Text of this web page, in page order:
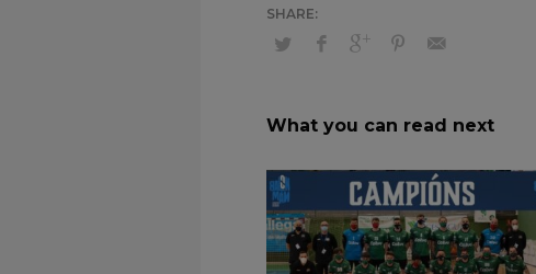
What you can read next